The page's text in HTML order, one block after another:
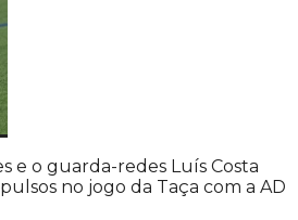
e o guarda-redes Luís Costa
no jogo da Taça com a AD